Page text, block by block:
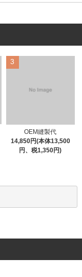
3
OEM縫製代
14,850円(本体13,500
円、税1,350円)